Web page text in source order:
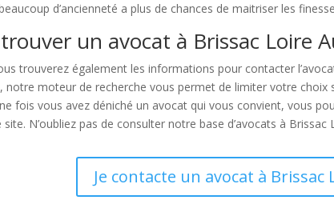
d’ancienneté a plus de chances de maitriser les
un avocat à Brissac Loire
trouverez également les informations pour contacter
notre moteur de recherche vous permet de limiter votre choix
fois vous avez déniché un avocat qui vous convient, vous
N’oubliez pas de consulter notre base d’avocats à
Je contacte un avocat à